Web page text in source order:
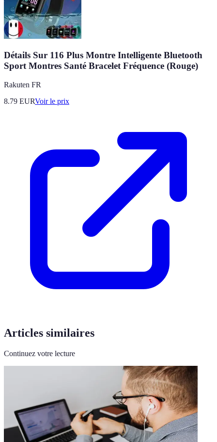
Détails Sur 116 Plus Montre Intelligente Bluetooth
Sport Montres Santé Bracelet Fréquence (Rouge)
Rakuten FR
8.79 EURVoir le prix
Articles similaires
Continuez votre lecture